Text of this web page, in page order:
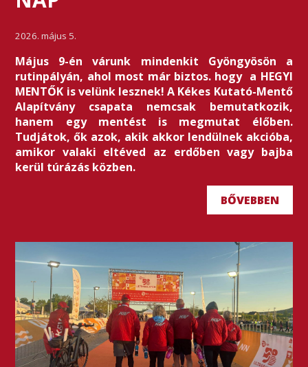
2026. május 5.
Május 9-én várunk mindenkit Gyöngyösön a
rutinpályán, ahol most már biztos. hogy a HEGYI
MENTŐK is velünk lesznek! A Kékes Kutató-Mentő
Alapítvány csapata nemcsak bemutatkozik,
hanem egy mentést is megmutat élőben.
Tudjátok, ők azok, akik akkor lendülnek akcióba,
amikor valaki eltéved az erdőben vagy bajba
kerül túrázás közben.
BŐVEBBEN